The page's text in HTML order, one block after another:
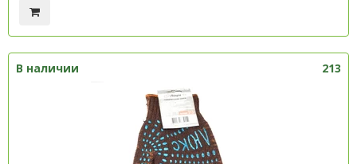
В наличии 213